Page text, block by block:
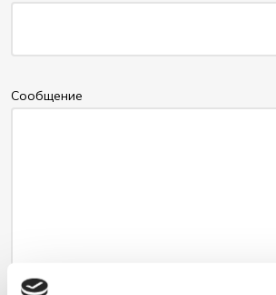
Cообщение